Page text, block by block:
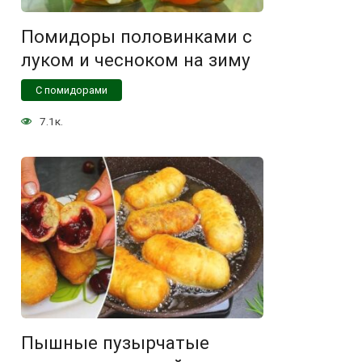
Помидоры половинками с
луком и чесноком на зиму
С помидорами
7.1к.
Пышные пузырчатые